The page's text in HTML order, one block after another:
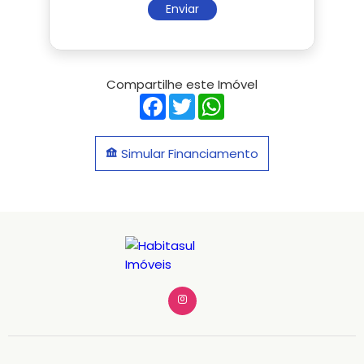
Enviar
Compartilhe este Imóvel
Facebook
Twitter
Simular Financiamento